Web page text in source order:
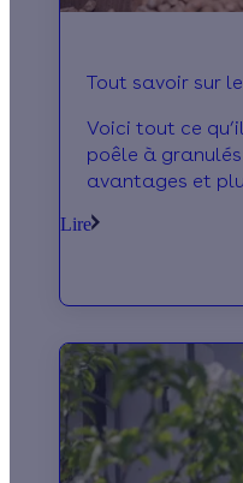
Tout savoir sur
Voici tout ce
poêle à
avantages et
performant
chaleur est
Lire